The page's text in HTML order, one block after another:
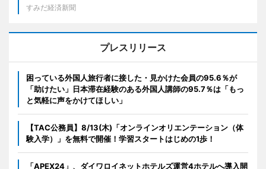
すみだ経済新聞
プレスリリース
困っている外国人旅行者に接した・見かけた会員の95.6％が
「助けたい」日本滞在経験のある外国人講師の95.7％は「もっ
と気軽に声をかけてほしい」
【TAC公務員】8/13(木)「オンラインオリエンテーション（体
験入学）」を無料で開催！学習スタートはじめの1歩！
「APEX24」、ダイワロイネットホテルズ運営4ホテルへ導入開